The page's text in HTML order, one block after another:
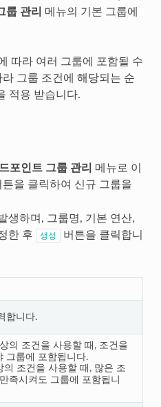
룹 관리 메뉴의 기본 그룹에
따라 여러 그룹에 포함될 수
그룹 조건에 해당되는 순
적용 받습니다.
포인트 그룹 관리 메뉴로 이
튼을 클릭하여 신규 그룹을
생하며, 그룹명, 기본 연산,
한 후
생성
버튼을 클릭합니
합니다.
의 조건을 사용할 때, 조건을
그룹에 포함됩니다.
의 조건을 사용할 때, 많은 조
족시켜도 그룹에 포함됩니